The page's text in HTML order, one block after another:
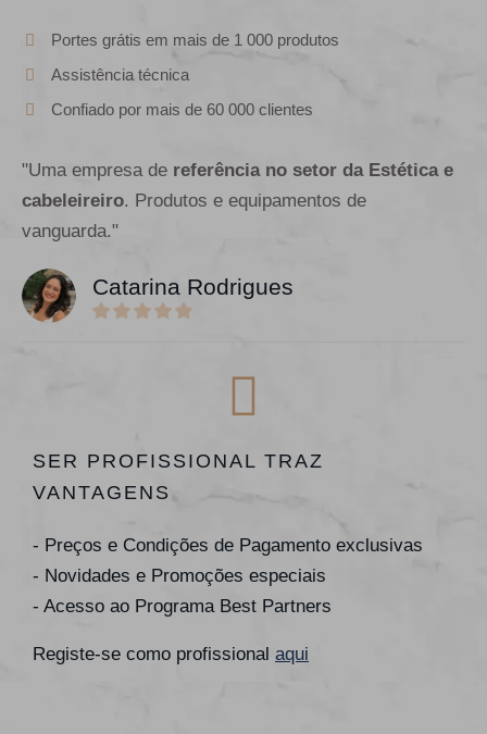
Portes grátis em mais de 1 000 produtos
Assistência técnica
Confiado por mais de 60 000 clientes
"Uma empresa de referência no setor da Estética e
cabeleireiro. Produtos e equipamentos de
vanguarda."
Catarina Rodrigues
SER PROFISSIONAL TRAZ
VANTAGENS
- Preços e Condições de Pagamento exclusivas
- Novidades e Promoções especiais
- Acesso ao Programa Best Partners
Registe-se como profissional aqui